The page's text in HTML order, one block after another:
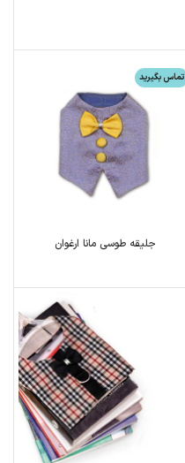
تماس بگیرید
جلیقه طوسی مانا ارغوان